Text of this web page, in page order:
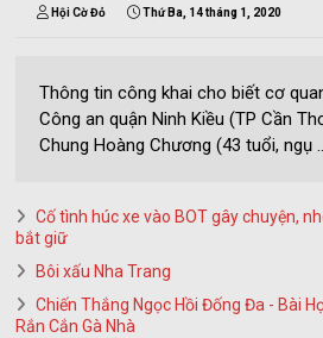
Hội Cờ Đỏ Thứ Ba, 14 tháng 1, 2020
Thông tin công khai cho biết cơ
Công an quận Ninh Kiều (TP Cần
Chung Hoàng Chương (43 tuổi, ngụ
Cố tình húc xe vào BOT gây chuyện,
bắt giữ
Bôi xấu Nha Trang
Chiến Thắng Ngọc Hồi Đống Đa - Bài
Rắn Cắn Gà Nhà